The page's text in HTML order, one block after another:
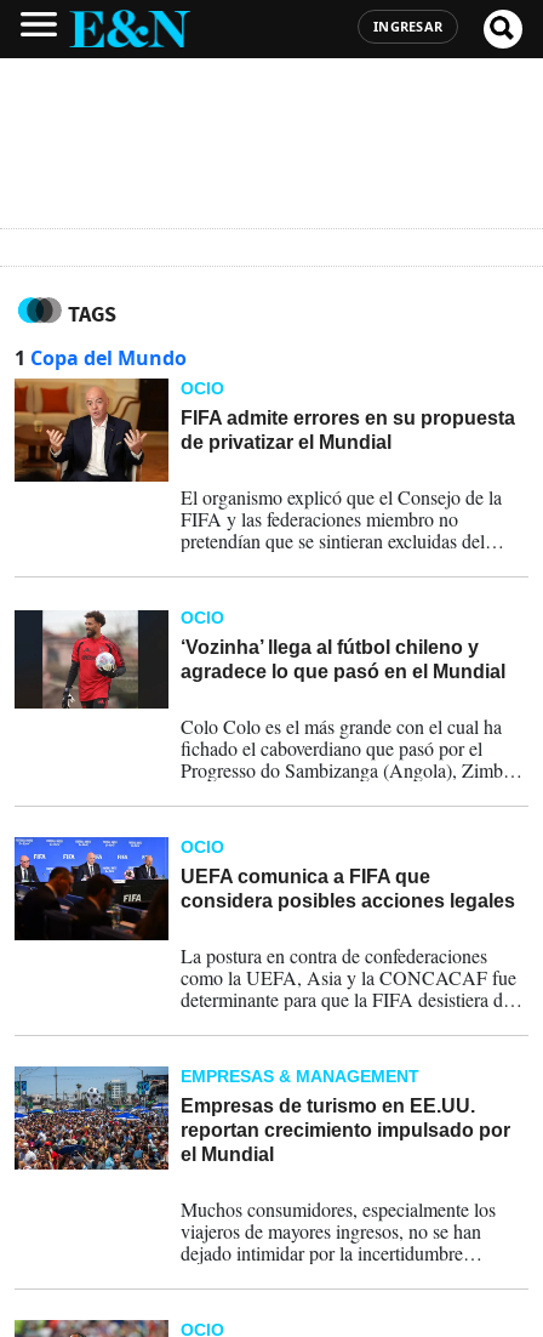
INGRESAR
TAGS
1 Copa del Mundo
OCIO
FIFA admite errores en su propuesta
de privatizar el Mundial
El organismo explicó que el Consejo de la
FIFA y las federaciones miembro no
pretendían que se sintieran excluidas del
gestionado de otra manera" y que también se
cometieron errores "tras la filtración de la
propuesta a los medios de comunicación".
OCIO
‘Vozinha’ llega al fútbol chileno y
agradece lo que pasó en el Mundial
Colo Colo es el más grande con el cual ha
fichado el caboverdiano que pasó por el
Progresso do Sambizanga (Angola), Zimbru
Limassol (Chipre) o el AS Trencin
(Eslovaquia).
OCIO
UEFA comunica a FIFA que
considera posibles acciones legales
La postura en contra de confederaciones
como la UEFA, Asia y la CONCACAF fue
determinante para que la FIFA desistiera de
oficialmente su proyecto.
EMPRESAS & MANAGEMENT
Empresas de turismo en EE.UU.
reportan crecimiento impulsado por
el Mundial
Muchos consumidores, especialmente los
viajeros de mayores ingresos, no se han
dejado intimidar por la incertidumbre
viaje.
OCIO